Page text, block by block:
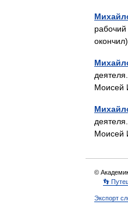
Моисей
Моисей
©
👣
Экспорт